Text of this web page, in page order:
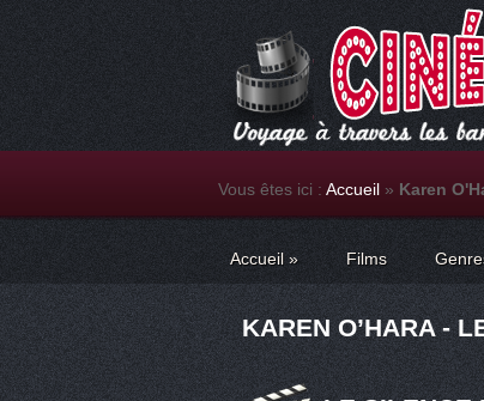
Vous êtes ici : Accueil » Karen
Accueil » Films
KAREN O’HARA -